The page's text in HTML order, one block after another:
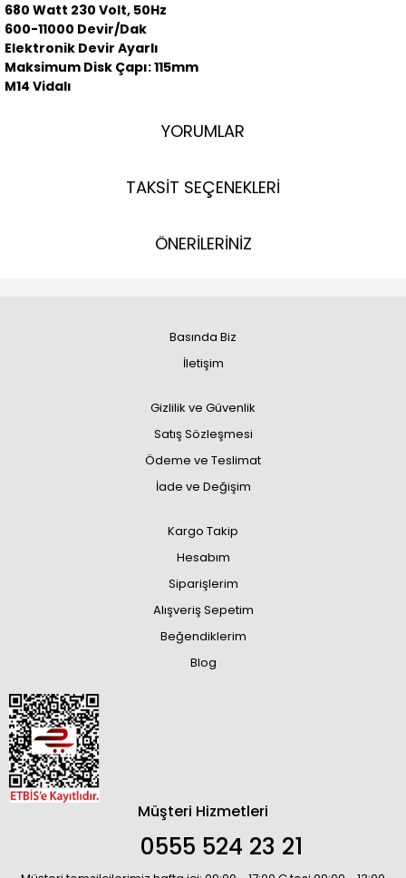
680 Watt 230 Volt, 50Hz
600-11000 Devir/Dak
Elektronik Devir Ayarlı
Maksimum Disk Çapı: 115mm
M14 Vidalı
YORUMLAR
TAKSİT SEÇENEKLERİ
ÖNERİLERİNİZ
Basında Biz
İletişim
Gizlilik ve Güvenlik
Satış Sözleşmesi
Ödeme ve Teslimat
İade ve Değişim
Kargo Takip
Hesabım
Siparişlerim
Alışveriş Sepetim
Beğendiklerim
Blog
Müşteri Hizmetleri
0555 524 23 21